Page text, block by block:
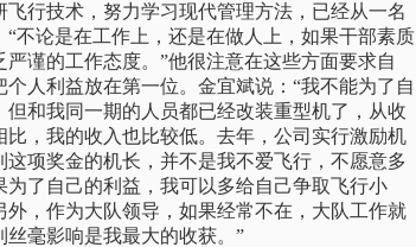
行技术，努力学习现代管理方法，已经从一名
不论是在工作上，还是在做人上，如果干部素质
谨的工作态度。”他很注意在这些方面要求自
人利益放在第一位。金宜斌说：“我不能为了自
和我同一期的人员都已经改装重型机了，从收
，我的收入也比较低。去年，公司实行激励机
项奖金的机长，并不是我不爱飞行，不愿意多
了自己的利益，我可以多给自己争取飞行小
，作为大队领导，如果经常不在，大队工作就
毫影响是我最大的收获。”